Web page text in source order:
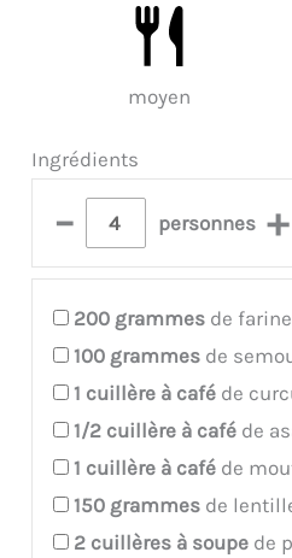
moyen
Ingrédients
– personnes +
200 grammes de
100 grammes de
1 cuillère à café de
1/2 cuillère à café de
1 cuillère à café de
150 grammes de
2 cuillères à soupe de